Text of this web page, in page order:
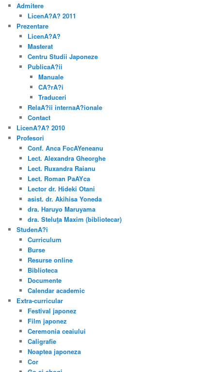
Admitere
LicenA?A? 2011
Prezentare
LicenA?A?
Masterat
Centru Studii Japoneze
PublicaA?ii
Manuale
CA?rA?i
Traduceri
RelaA?ii internaA?ionale
Contact
LicenA?A? 2010
Profesori
Conf. Anca FocAYeneanu
Lect. Alexandra Gheorghe
Lect. Ruxandra Raianu
Lect. Roman PaAYca
Lector dr. Hideki Otani
asist. dr. Akihisa Yoneda
dra. Haruyo Maruyama
dra. Steluţa Maxim (bibliotecar)
StudenA?i
Curriculum
Burse
Resurse online
Biblioteca
Documente
Calendar academic
Extra-curricular
Festival japonez
Film japonez
Ceremonia ceaiului
Caligrafie
Noaptea japoneza
Cor